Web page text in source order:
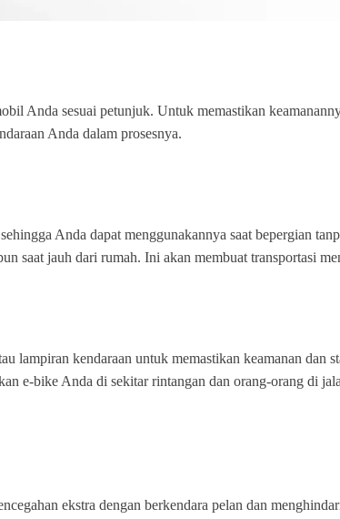
Anda sesuai petunjuk. Untuk memastikan
Anda dalam prosesnya.
Anda dapat menggunakannya saat bepergian
saat jauh dari rumah. Ini akan membuat transportasi
lampiran kendaraan untuk memastikan keamanan dan
e-bike Anda di sekitar rintangan dan orang-orang di
ekstra dengan berkendara pelan dan